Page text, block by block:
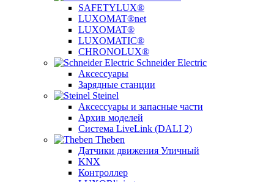
SAFETYLUX®
LUXOMAT®net
LUXOMAT®
LUXOMATIC®
CHRONOLUX®
Schneider Electric
Аксессуары
Зарядные станции
Steinel
Аксессуары и запасные части
Архив моделей
Система LiveLink (DALI 2)
Theben
Датчики движения Уличный
KNX
Контроллер